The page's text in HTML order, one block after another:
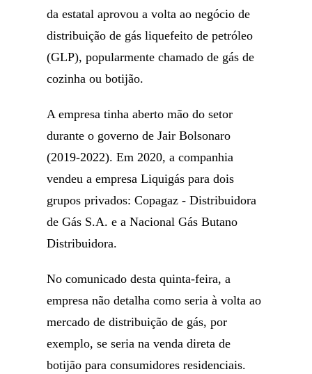
da estatal aprovou a volta ao negócio de
distribuição de gás liquefeito de petróleo
(GLP), popularmente chamado de gás de
cozinha ou botijão.
A empresa tinha aberto mão do setor
durante o governo de Jair Bolsonaro
(2019-2022). Em 2020, a companhia
vendeu a empresa Liquigás para dois
grupos privados: Copagaz - Distribuidora
de Gás S.A. e a Nacional Gás Butano
Distribuidora.
No comunicado desta quinta-feira, a
empresa não detalha como seria à volta ao
mercado de distribuição de gás, por
exemplo, se seria na venda direta de
botijão para consumidores residenciais.